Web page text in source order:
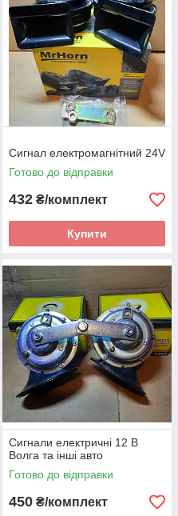
Сигнал електромагнітний 24V
Готово до відправки
432 ₴/комплект
Купити
Сигнали електричні 12 В
Волга та інші авто
Готово до відправки
450 ₴/комплект